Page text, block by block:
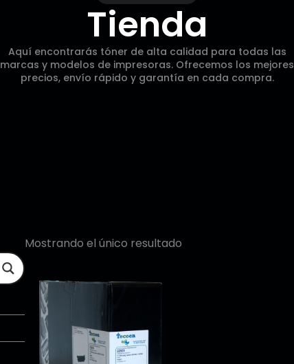
Tienda
Aquí encontrarás tóner de alta calidad para todas las
marcas y modelos de impresoras. Ofrecemos los mejores
precios, envío rápido y garantía en cada compra.
Mostrando el único resultado